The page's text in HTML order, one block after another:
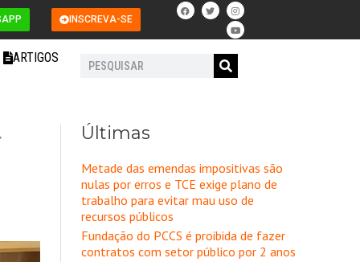
INSCREVA-SE
F
a
c
b
T
w
i
t
I
n
s
t
a
r
Y
o
u
t
u
e
ARTIGOS Pesquisar
Últimas
Metade das emendas impositivas são
nulas por erros e TCE exige plano de
trabalho para evitar mau uso de
recursos públicos
Fundação do PCCS é proibida de fazer
contratos com setor público por 2 anos